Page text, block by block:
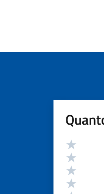
Valutazione